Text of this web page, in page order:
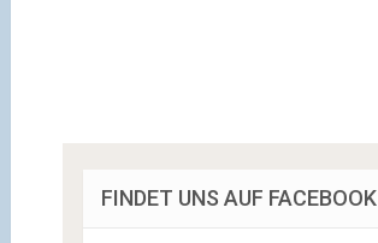
FINDET UNS AUF FACEBOOK